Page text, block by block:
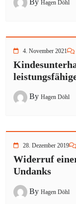
Hagen Döhl
4. November 2021
By Hagen Döhl
28. Dezember 2019
Widerruf
Undanks
By Hagen Döhl